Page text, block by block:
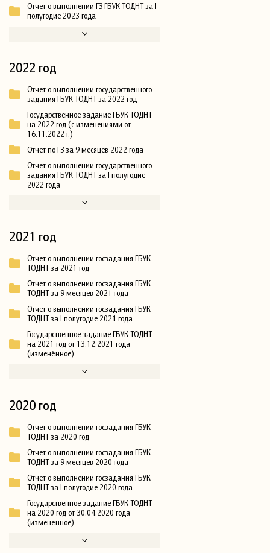
Отчет о выполнении ГЗ ГБУК ТОДНТ за I
полугодие 2023 года
2022 год
Отчет о выполнении государственного
задания ГБУК ТОДНТ за 2022 год
Государственное задание ГБУК ТОДНТ
на 2022 год (с изменениями от
16.11.2022 г.)
Отчет по ГЗ за 9 месяцев 2022 года
Отчет о выполнении государственного
задания ГБУК ТОДНТ за I полугодие
2022 года
2021 год
Отчет о выполнении госзадания ГБУК
ТОДНТ за 2021 год
Отчет о выполнении госзадания ГБУК
ТОДНТ за 9 месяцев 2021 года
Отчет о выполнении госзадания ГБУК
ТОДНТ за I полугодие 2021 года
Государственное задание ГБУК ТОДНТ
на 2021 год от 13.12.2021 года
(изменённое)
2020 год
Отчет о выполнении госзадания ГБУК
ТОДНТ за 2020 год
Отчет о выполнении госзадания ГБУК
ТОДНТ за 9 месяцев 2020 года
Отчет о выполнении госзадания ГБУК
ТОДНТ за I полугодие 2020 года
Государственное задание ГБУК ТОДНТ
на 2020 год от 30.04.2020 года
(изменённое)